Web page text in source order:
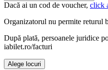
Dacă ai un cod de voucher, click
Organizatorul nu permite returul
După plată, persoanele juridice
iabilet.ro/facturi
Alege locuri